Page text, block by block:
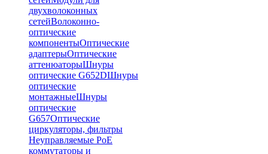
двухволоконных
сетейВолоконно-
оптические
компонентыОптические
адаптерыОптические
аттенюаторыШнуры
оптические G652DШнуры
оптические
монтажныеШнуры
оптические
G657Оптические
циркуляторы, фильтры
Неуправляемые PoE
коммутаторы и